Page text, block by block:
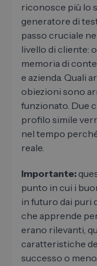
riconosce più lo
generatore di
passo cruciale
livello di cliente:
memoria di
e azienda. Quali
obiezioni sono
funzionato. Due
profilo simile
nel tempo
reale.
Importante:
punto in cui i
in futuro dai puri
che apprende
erano rilevanti,
caratteristiche
successo o